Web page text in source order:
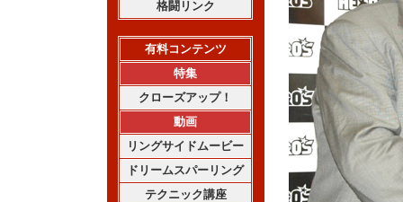
格闘リンク
有料コンテンツ
特集
クローズアップ！
動画
リングサイドムービー
ドリームスパーリング
テクニック講座